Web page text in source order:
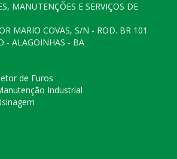
MANUTENÇÕES E SERVIÇOS DE
MARIO COVAS, S/N - ROD. BR 101
- ALAGOINHAS - BA
de Furos
Industrial